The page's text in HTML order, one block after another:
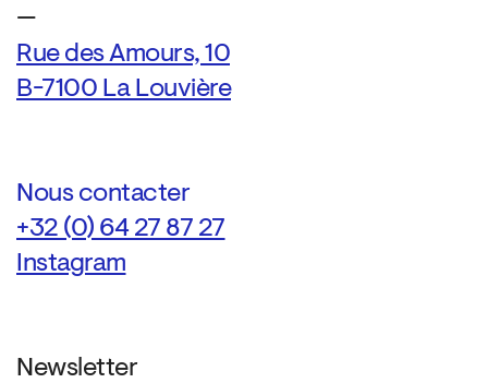
—
Rue des Amours, 10
B-7100 La Louvière
Nous contacter
+32 (0) 64 27 87 27
Instagram
Newsletter